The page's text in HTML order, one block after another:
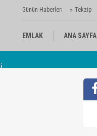
Günün Haberleri Tekzip
EMLAK ANA SAYFA
Kalkınma Ajansı'nda